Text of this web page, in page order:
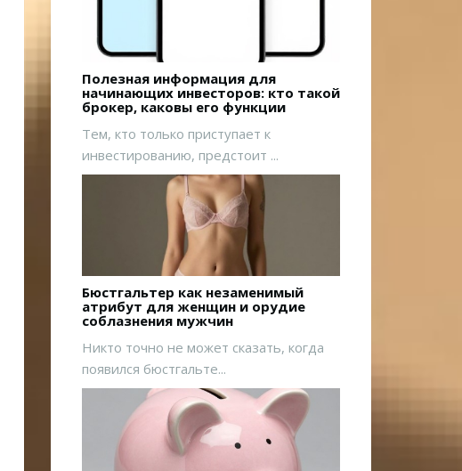
Полезная информация для
начинающих инвесторов: кто такой
брокер, каковы его функции
Тем, кто только приступает к
инвестированию, предстоит ...
Бюстгальтер как незаменимый
атрибут для женщин и орудие
соблазнения мужчин
Никто точно не может сказать, когда
появился бюстгальте...